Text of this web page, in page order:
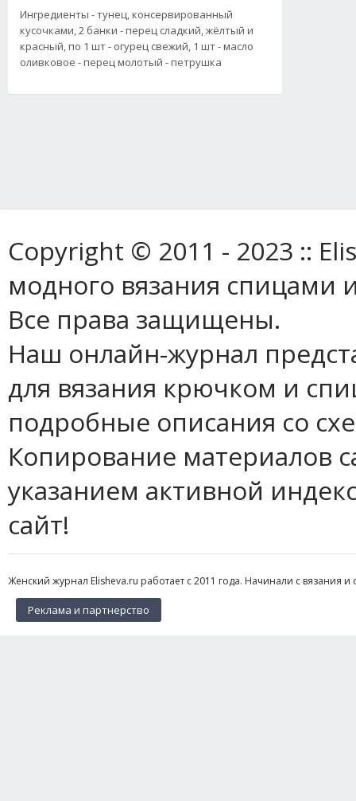
Ингредиенты - тунец, консервированный
кусочками, 2 банки - перец сладкий, жёлтый и
красный, по 1 шт - огурец свежий, 1 шт - масло
оливковое - перец молотый - петрушка
Copyright © 2011 - 2023 ::
модного вязания спицами
Все права защищены.
Наш онлайн-журнал
для вязания крючком и
подробные описания со
Копирование материалов
указанием активной
сайт!
Женский журнал Elisheva.ru работает с 2011 года. Начинали с вязания
Реклама и партнерство